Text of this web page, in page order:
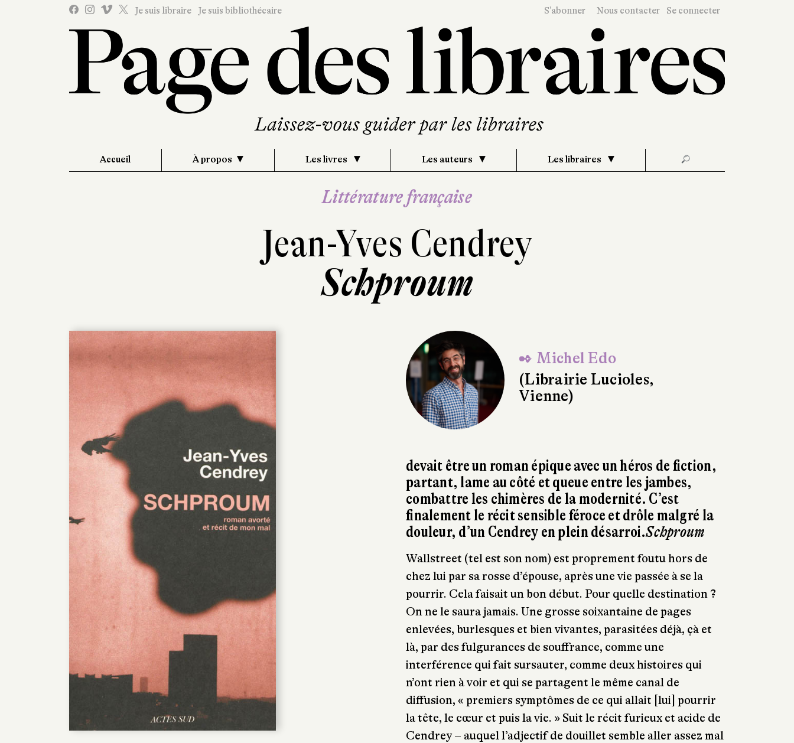
Je suis libraire Je suis bibliothécaire S'abonner Nous contacter Se connecter
Accueil À propos Les livres Les auteurs Les libraires 🔎
Littérature française
Jean-Yves Cendrey
Schproum
✒ Michel Edo
(Librairie Lucioles,
Vienne)
devait être un roman épique avec un héros de fiction,
partant, lame au côté et queue entre les jambes,
combattre les chimères de la modernité. C’est
finalement le récit sensible féroce et drôle malgré la
douleur, d’un Cendrey en plein désarroi.Schproum
Wallstreet (tel est son nom) est proprement foutu hors de
chez lui par sa rosse d’épouse, après une vie passée à se la
pourrir. Cela faisait un bon début. Pour quelle destination ?
On ne le saura jamais. Une grosse soixantaine de pages
enlevées, burlesques et bien vivantes, parasitées déjà, çà et
là, par des fulgurances de souffrance, comme une
interférence qui fait sursauter, comme deux histoires qui
n’ont rien à voir et qui se partagent le même canal de
diffusion, « premiers symptômes de ce qui allait [lui] pourrir
la tête, le cœur et puis la vie. » Suit le récit furieux et acide de
Cendrey – auquel l’adjectif de douillet semble aller assez mal